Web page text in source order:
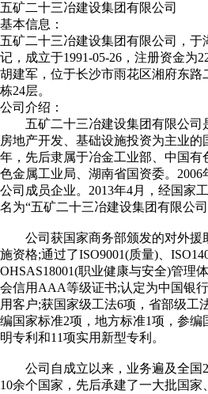
五矿二十三冶建设集团有限公司
基本信息：
五矿二十三冶建设集团有限公司，于
记，成立于1991-05-26，注册资金为
胡建军，位于长沙市雨花区湘府东路
栋24层。
公司介绍：
五矿二十三冶建设集团有限公司
房地产开发、基础设施投资为主业的
年，先后隶属于冶金工业部、中国
色金属工业局、湖南省国资委。2006
公司成员企业。2013年4月，经国家
名为“五矿二十三冶建设集团有限公司
公司获国家商务部颁发的对外援
施资格;通过了ISO9001(质量)、
OHSAS18001(职业健康与安全)管理
会信用AAA等级证书;认定为中国银
用客户;获国家级工法6项，省部级工
编国家标准2项，地方标准1项，参编
明专利和11项实用新型专利。
公司自成立以来，业务遍及全国
10余个国家，先后承建了一大批国